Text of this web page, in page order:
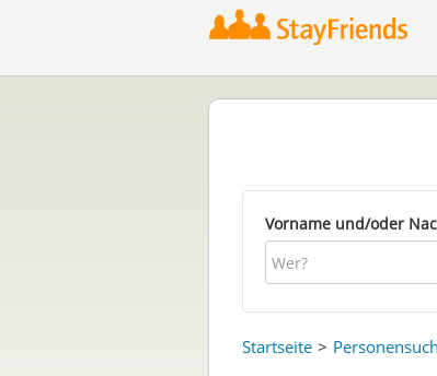
Vorname und/oder
Startseite